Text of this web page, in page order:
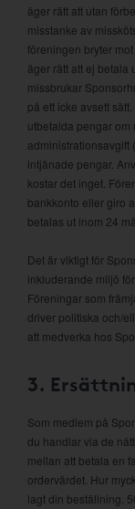
äger rätt att utan
misstanke av
föreningen bryter
äger rätt att ej betala
missbrukar
på ett icke avsett
utbetalda pengar om
administrationsavgift
intjänade pengar.
kostar det inget.
bankkonto eller giro
betalas ut inom 24
Det är viktigt för
inkluderande miljö
Föreningar som
driver politiska och/
att medverka hos
3.
Som medlem på
du handlar via de
mellan att betala en
ordervärdet. Hur
lagt din beställning.